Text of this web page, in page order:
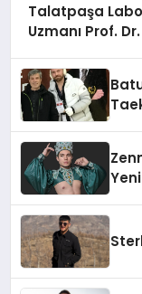
Talatpaşa
Uzmanı Prof.
Yeni